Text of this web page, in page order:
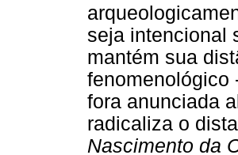
seja intencional
mantém sua
fenomenológico
fora anunciada
radicaliza o
Nascimento da